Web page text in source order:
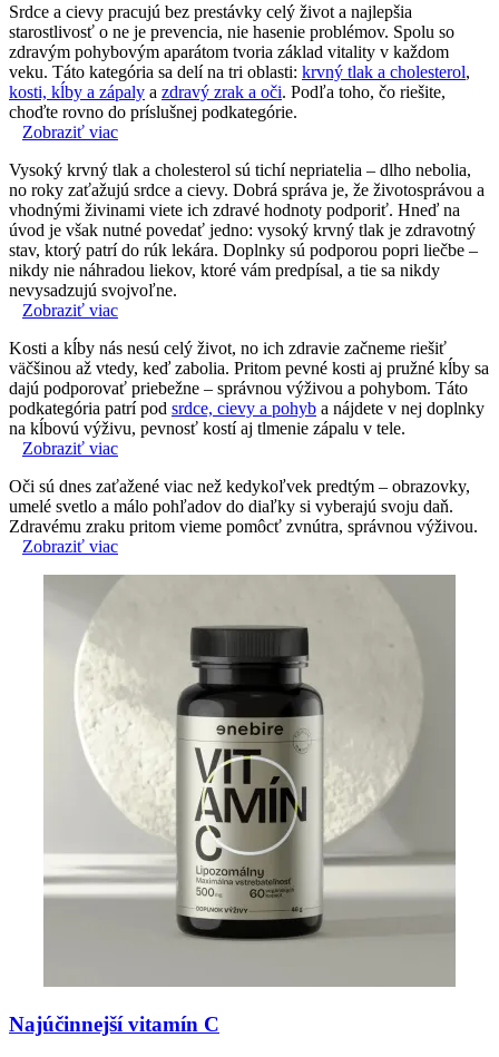
Srdce a cievy pracujú bez prestávky celý život a najlepšia
starostlivosť o ne je prevencia, nie hasenie problémov. Spolu so
zdravým pohybovým aparátom tvoria základ vitality v každom
veku. Táto kategória sa delí na tri oblasti: krvný tlak a cholesterol,
kosti, kĺby a zápaly a zdravý zrak a oči. Podľa toho, čo riešite,
choďte rovno do príslušnej podkategórie.
Zobraziť viac
Vysoký krvný tlak a cholesterol sú tichí nepriatelia – dlho nebolia,
no roky zaťažujú srdce a cievy. Dobrá správa je, že životosprávou a
vhodnými živinami viete ich zdravé hodnoty podporiť. Hneď na
úvod je však nutné povedať jedno: vysoký krvný tlak je zdravotný
stav, ktorý patrí do rúk lekára. Doplnky sú podporou popri liečbe –
nikdy nie náhradou liekov, ktoré vám predpísal, a tie sa nikdy
nevysadzujú svojvoľne.
Zobraziť viac
Kosti a kĺby nás nesú celý život, no ich zdravie začneme riešiť
väčšinou až vtedy, keď zabolia. Pritom pevné kosti aj pružné kĺby sa
dajú podporovať priebežne – správnou výživou a pohybom. Táto
podkategória patrí pod srdce, cievy a pohyb a nájdete v nej doplnky
na kĺbovú výživu, pevnosť kostí aj tlmenie zápalu v tele.
Zobraziť viac
Oči sú dnes zaťažené viac než kedykoľvek predtým – obrazovky,
umelé svetlo a málo pohľadov do diaľky si vyberajú svoju daň.
Zdravému zraku pritom vieme pomôcť zvnútra, správnou výživou.
Zobraziť viac
Najúčinnejší vitamín C